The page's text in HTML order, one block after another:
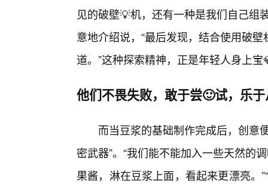
见的破壁💡机，还有一种是我们自己组
意地介绍说，“最后发现，结合使用破
道。”这种探索精神，正是年轻人身上
他们不畏失败，敢于尝🙂试，乐
而当豆浆的基础制作完成后，创意
密武器”。“我们能不能加入一些天然的
果酱，淋在豆浆上面，看起来更漂亮。